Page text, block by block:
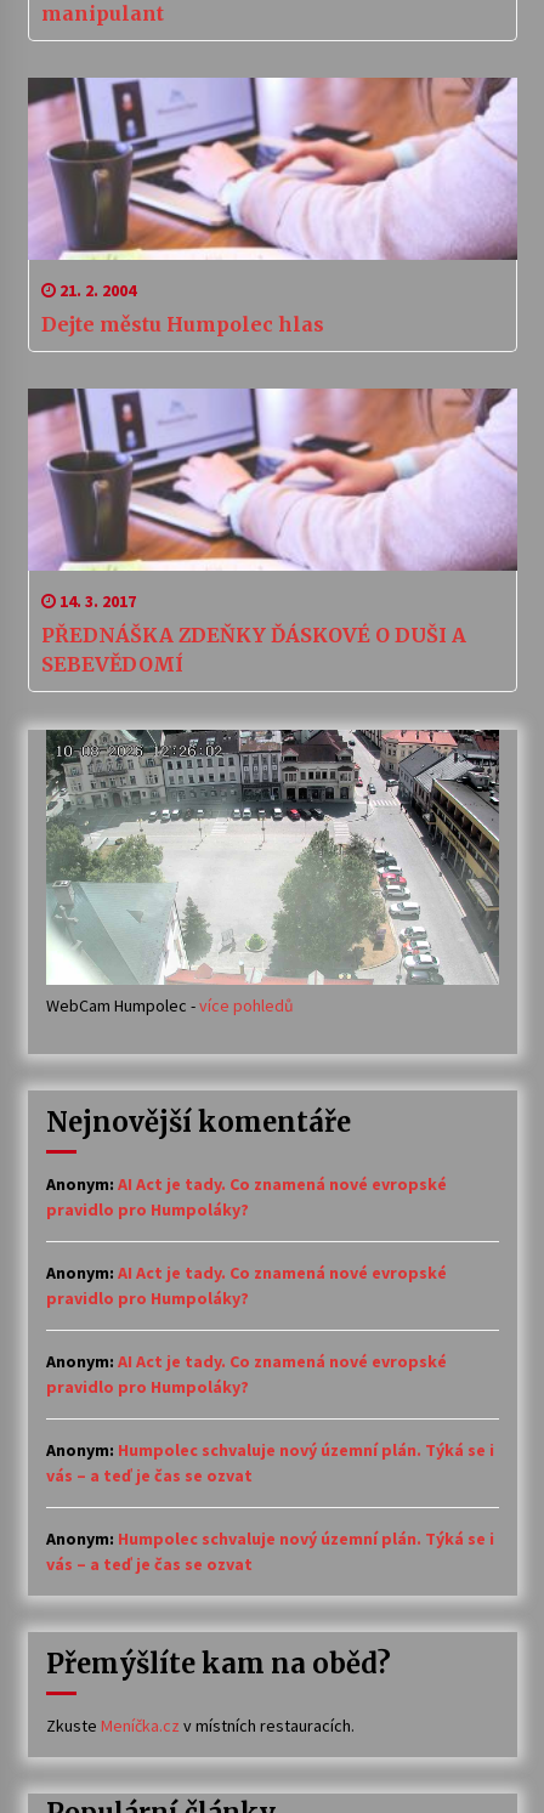
manipulant
21. 2. 2004
Dejte městu Humpolec hlas
14. 3. 2017
PŘEDNÁŠKA ZDEŇKY ĎÁSKOVÉ O DUŠI A
SEBEVĚDOMÍ
WebCam Humpolec -více pohledů
Nejnovější komentáře
Anonym: AI Act je tady. Co znamená nové evropské
pravidlo pro Humpoláky?
Anonym: AI Act je tady. Co znamená nové evropské
pravidlo pro Humpoláky?
Anonym: AI Act je tady. Co znamená nové evropské
pravidlo pro Humpoláky?
Anonym: Humpolec schvaluje nový územní plán. Týká se i
vás – a teď je čas se ozvat
Anonym: Humpolec schvaluje nový územní plán. Týká se i
vás – a teď je čas se ozvat
Přemýšlíte kam na oběd?
Zkuste Meníčka.cz v místních restauracích.